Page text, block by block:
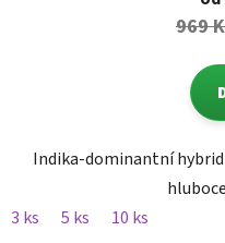
969
Indika-dominantní
3 ks
5 ks 10 ks